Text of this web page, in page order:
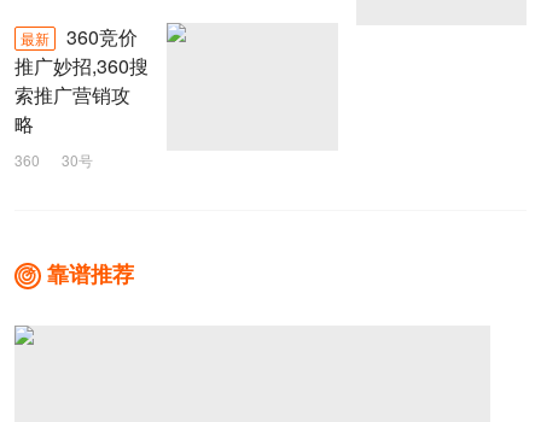
最新
360竞价
推广妙招,360搜
索推广营销攻
略
360
30号
 靠谱推荐